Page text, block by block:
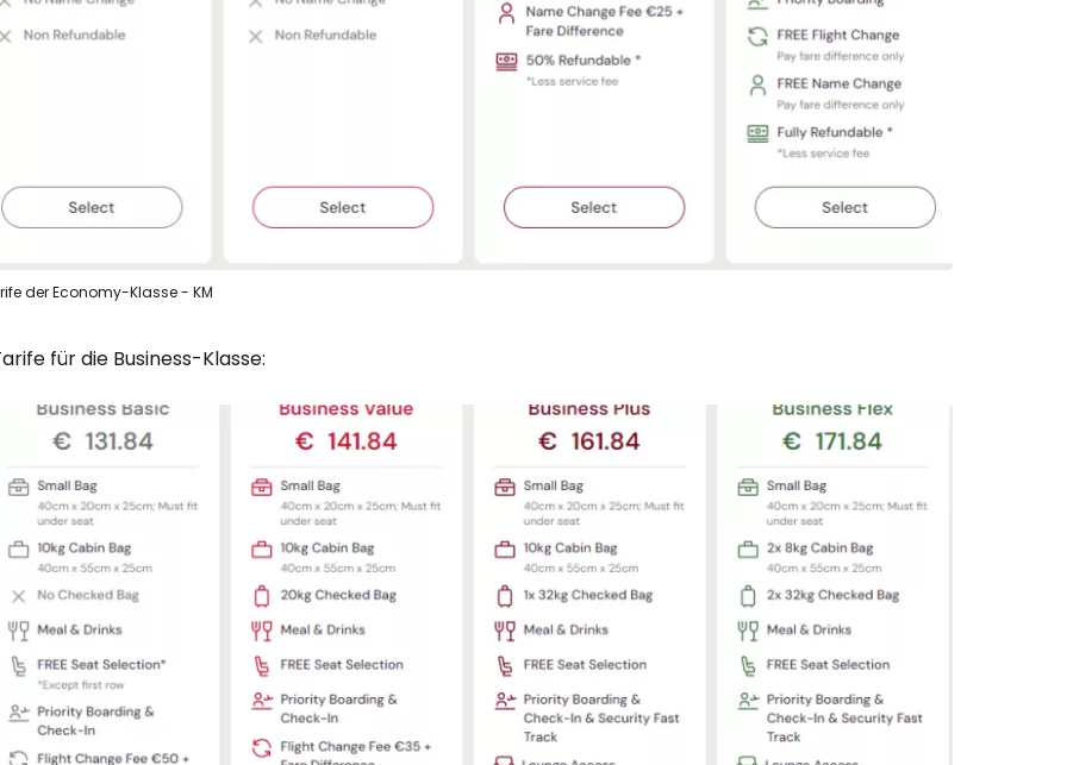
der Economy-Klasse - KM
für die Business-Klasse: